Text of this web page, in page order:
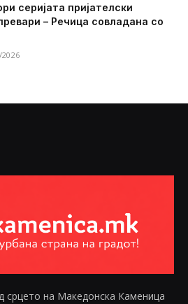
серијата пријателски
– Речица совладана со
срцето на Македонска Каменица